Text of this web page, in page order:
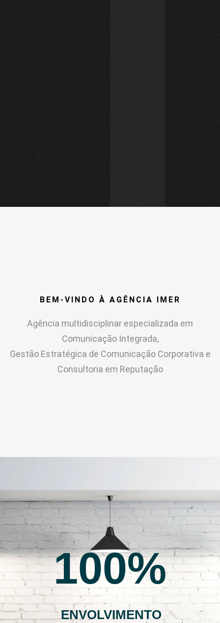
BEM-VINDO À AGÊNCIA IMER
Agência multidisciplinar especializada em
Comunicação Integrada,
Gestão Estratégica de Comunicação Corporativa e
Consultoria em Reputação
100
ENVOLVIMENTO